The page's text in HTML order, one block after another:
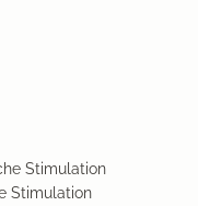
Stimulation
Stimulation